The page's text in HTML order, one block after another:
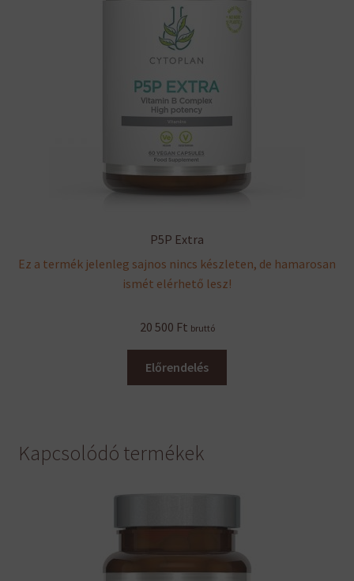
P5P Extra
Ez a termék jelenleg sajnos nincs készleten, de hamarosan
ismét elérhető lesz!
20 500 Ft bruttó
Előrendelés
Kapcsolódó termékek